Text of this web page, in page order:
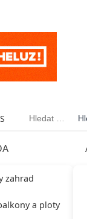
Vyhledávání
zahrad
a ploty